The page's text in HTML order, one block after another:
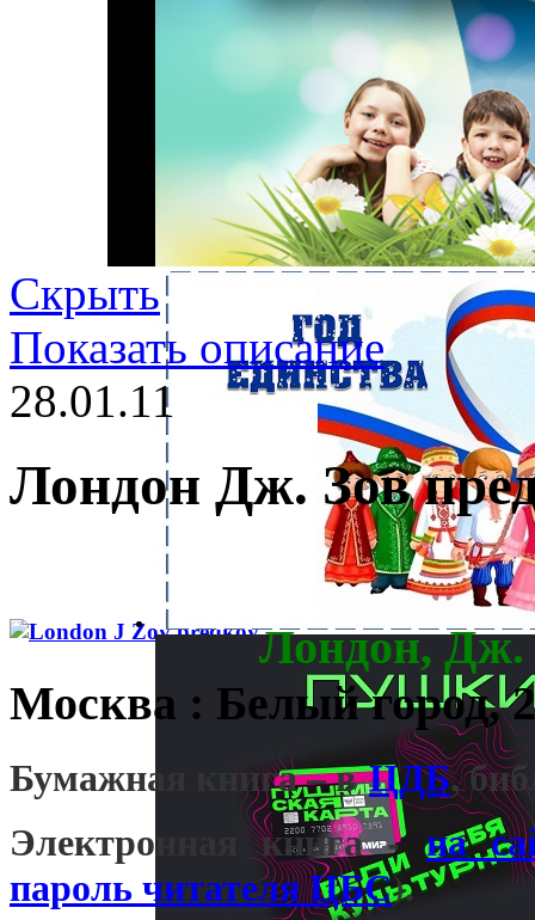
Скрыть
Показать описание
28.01.11
Лондон Дж. Зов
Лондон, Дж.
Москва : Белый город,
Бумажная книга – вЦДБ,
Электронная книга -на
пароль читателя ЦБС).